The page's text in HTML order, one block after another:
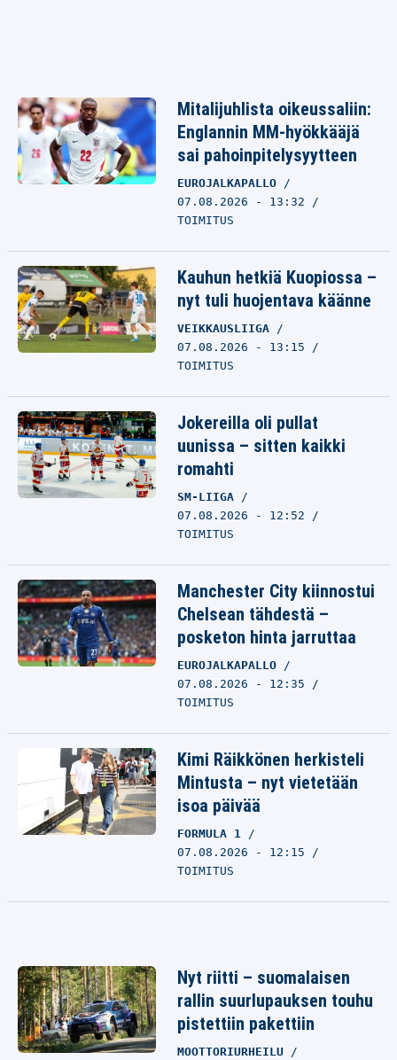
Mitalijuhlista oikeussaliin:
Englannin MM-hyökkääjä
sai pahoinpitelysyytteen
EUROJALKAPALLO
07.08.2026 - 13:32
TOIMITUS
Kauhun hetkiä Kuopiossa –
nyt tuli huojentava käänne
VEIKKAUSLIIGA
07.08.2026 - 13:15
TOIMITUS
Jokereilla oli pullat
uunissa – sitten kaikki
romahti
SM-LIIGA
07.08.2026 - 12:52
TOIMITUS
Manchester City kiinnostui
Chelsean tähdestä –
posketon hinta jarruttaa
EUROJALKAPALLO
07.08.2026 - 12:35
TOIMITUS
Kimi Räikkönen herkisteli
Mintusta – nyt vietetään
isoa päivää
FORMULA 1
07.08.2026 - 12:15
TOIMITUS
Nyt riitti – suomalaisen
rallin suurlupauksen touhu
pistettiin pakettiin
MOOTTORIURHEILU